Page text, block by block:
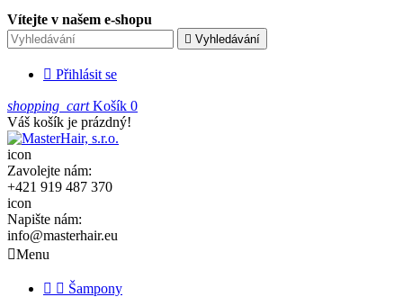
Vítejte v našem e-shopu
 Vyhledávání
 Přihlásit se
shopping_cart Košík 0
Váš košík je prázdný!
icon
Zavolejte nám:
+421 919 487 370
icon
Napište nám:
info@masterhair.eu
Menu
  Šampony